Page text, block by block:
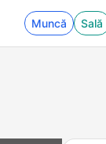
Muncă Sală